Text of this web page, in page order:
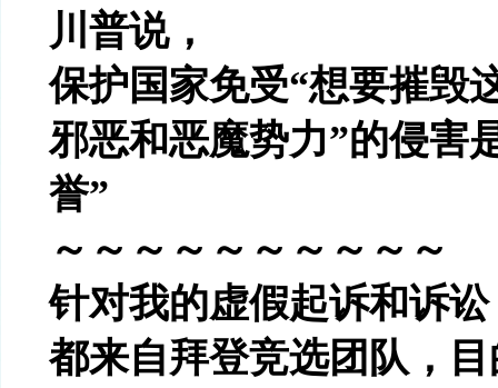
川普说，
保护国家免受“想要摧毁
邪恶和恶魔势力”的侵害
誉”
～～～～～～～～～～
针对我的虚假起诉和诉
都来自拜登竞选团队，